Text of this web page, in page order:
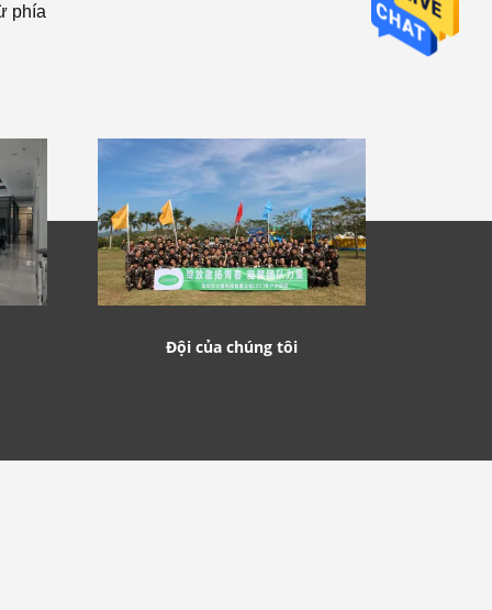
phía
Đội của chúng tôi